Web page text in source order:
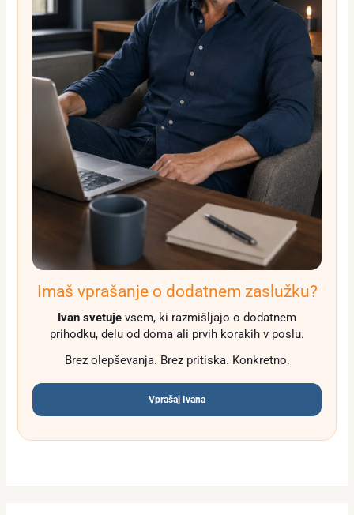
Imaš vprašanje o dodatnem zaslužku?
Ivan svetuje vsem, ki razmišljajo o dodatnem
prihodku, delu od doma ali prvih korakih v poslu.
Brez olepševanja. Brez pritiska. Konkretno.
Vprašaj Ivana